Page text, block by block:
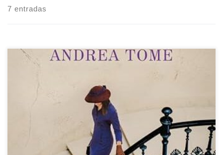
7 entradas
Las vidas robadas es la última novela de Andrea Tomé publicada
por Grijalbo. Clasificar a personas y sus vivencias en buenas o
malas es, en muchas ocasiones, pecar de maniqueísmo. Incluso en
situaciones tan extremas como la guerra. La supervivencia innata,
los lazos afectivos que chocan con ideologías radicalizadas, la […]